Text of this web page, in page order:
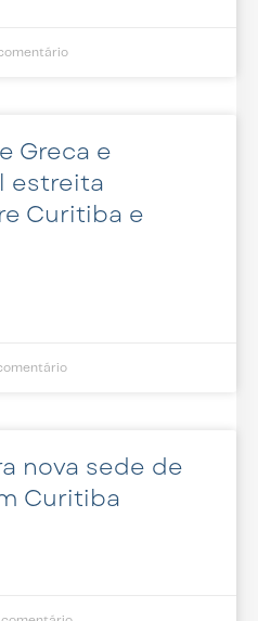
Greca e
estreita
Curitiba e
nova sede de
Curitiba